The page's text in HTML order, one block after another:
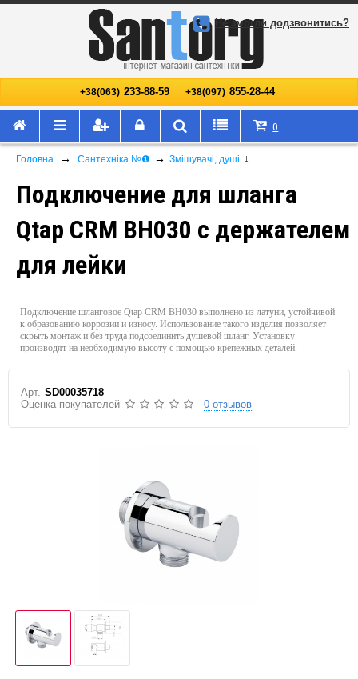
+38(063) 233-88-59 +38(097) 855-28-44
Не змогли додзвонитись?
0
Головна → Сантехніка №❶ → Змішувачі, душі ↓
Подключение для шланга
Qtap CRM BH030 с держателем
для лейки
Подключение шланговое Qtap CRM BH030 выполнено из латуни, устойчивой
к образованию коррозии и износу. Использование такого изделия позволяет
скрыть монтаж и без труда подсоединить душевой шланг. Установку
производят на необходимую высоту с помощью крепежных деталей.
Арт. SD00035718
Оценка покупателей
0 отзывов